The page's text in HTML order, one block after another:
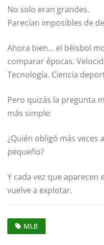
No solo eran grandes.
Parecían imposibles de
Ahora bien… el béisbol
comparar épocas.
Tecnología. Ciencia
Pero quizás la pregunta
más simple:
¿Quién obligó más veces
pequeño?
Y cada vez que
vuelve a explotar.
MLB